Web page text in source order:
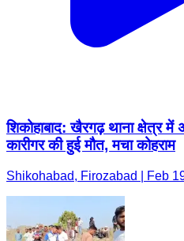
शिकोहाबाद: खैरगढ़ थाना क्षेत्र
कारीगर की हुई मौत, मचा कोहराम
Shikohabad, Firozabad | Feb